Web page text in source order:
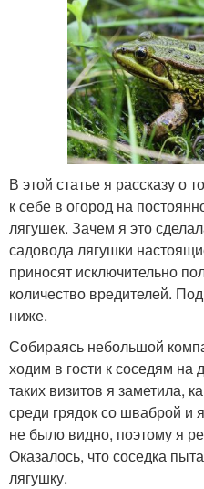
В этой статье я рассказу о
к себе в огород на
лягушек. Зачем я это
садовода лягушки
приносят исключительно
количество вредителей.
ниже.
Собираясь небольшой
ходим в гости к соседям на
таких визитов я заметила,
среди грядок со шваброй и
не было видно, поэтому я
Оказалось, что соседка
лягушку.